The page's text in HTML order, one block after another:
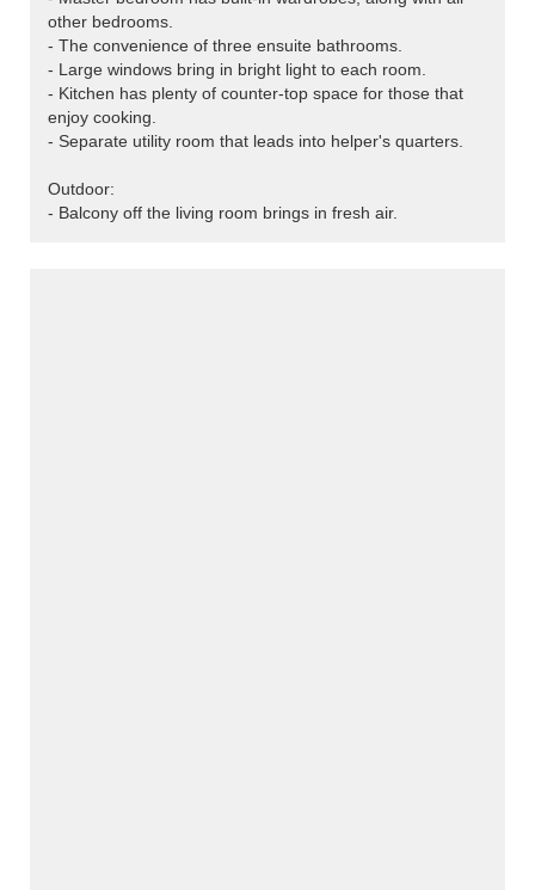
other bedrooms.
- The convenience of three ensuite bathrooms.
- Large windows bring in bright light to each room.
- Kitchen has plenty of counter-top space for those that
enjoy cooking.
- Separate utility room that leads into helper's quarters.
Outdoor:
- Balcony off the living room brings in fresh air.